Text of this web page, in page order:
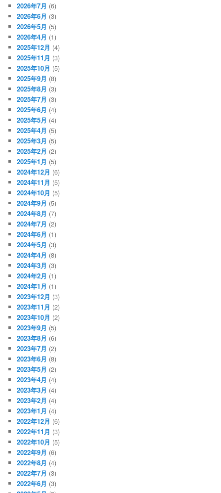
2026年7月 (6)
2026年6月 (3)
2026年5月 (5)
2026年4月 (1)
2025年12月 (4)
2025年11月 (3)
2025年10月 (5)
2025年9月 (8)
2025年8月 (3)
2025年7月 (3)
2025年6月 (4)
2025年5月 (4)
2025年4月 (5)
2025年3月 (5)
2025年2月 (2)
2025年1月 (5)
2024年12月 (6)
2024年11月 (5)
2024年10月 (5)
2024年9月 (5)
2024年8月 (7)
2024年7月 (2)
2024年6月 (1)
2024年5月 (3)
2024年4月 (8)
2024年3月 (3)
2024年2月 (1)
2024年1月 (1)
2023年12月 (3)
2023年11月 (2)
2023年10月 (2)
2023年9月 (5)
2023年8月 (6)
2023年7月 (2)
2023年6月 (8)
2023年5月 (2)
2023年4月 (4)
2023年3月 (4)
2023年2月 (4)
2023年1月 (4)
2022年12月 (6)
2022年11月 (3)
2022年10月 (5)
2022年9月 (6)
2022年8月 (4)
2022年7月 (3)
2022年6月 (3)